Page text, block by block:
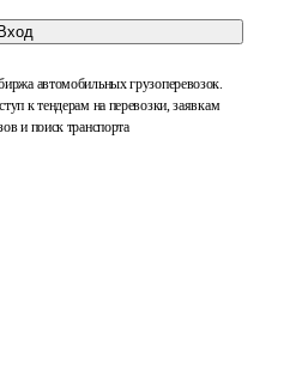
Вход
автомобильных грузоперевозок.
к тендерам на перевозки, заявкам
и поиск транспорта